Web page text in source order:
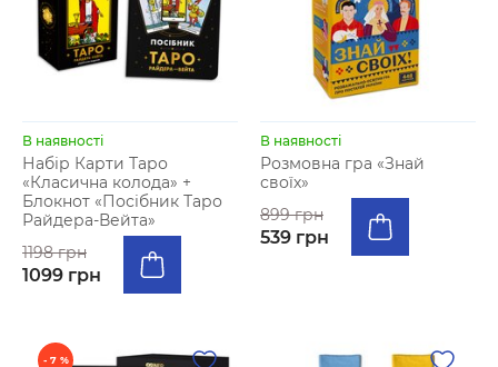
В наявності
Набір Карти Таро
«Класична колода» +
Блокнот «Посібник Таро
Райдера-Вейта»
1198 грн
1099 грн
В наявності
Розмовна гра «Знай
своїх»
899 грн
539 грн
- 7 %